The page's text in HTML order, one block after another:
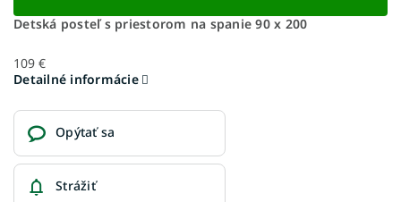
Detská posteľ s priestorom na spanie 90 x 200
109 €
Detailné informácie
Opýtať sa
Strážiť